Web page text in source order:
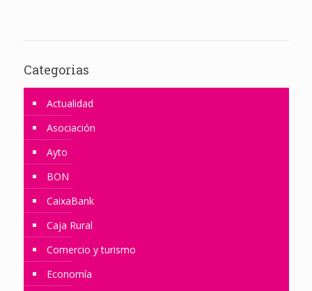
Categorias
Actualidad
Asociación
Ayto
BON
CaixaBank
Caja Rural
Comercio y turismo
Economía